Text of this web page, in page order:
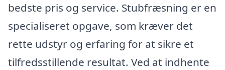
bedste pris og service. Stubfræsning er en
specialiseret opgave, som kræver det
rette udstyr og erfaring for at sikre et
tilfredsstillende resultat. Ved at indhente